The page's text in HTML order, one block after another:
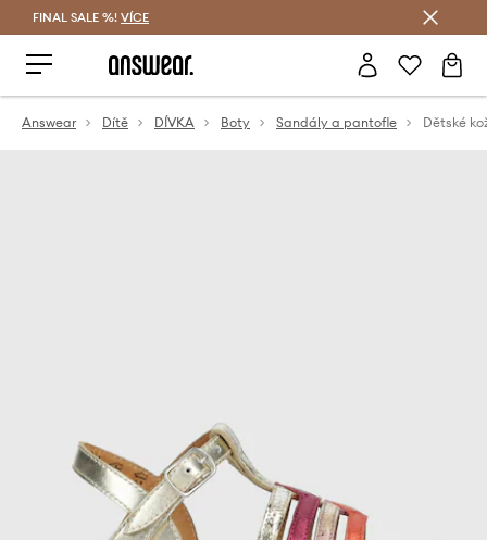
FINAL SALE %! VÍCE
Answear Dítě DÍVKA Boty Sandály a pantofle Dětské